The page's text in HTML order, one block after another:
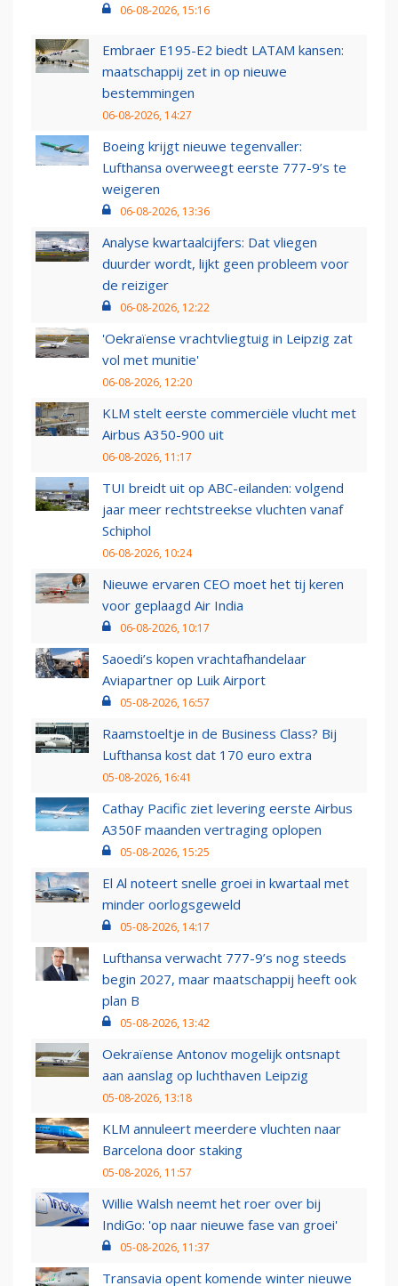
06-08-2026, 15:16
Embraer E195-E2 biedt LATAM kansen:
maatschappij zet in op nieuwe
bestemmingen
06-08-2026, 14:27
Boeing krijgt nieuwe tegenvaller:
Lufthansa overweegt eerste 777-9’s te
weigeren
06-08-2026, 13:36
Analyse kwartaalcijfers: Dat vliegen
duurder wordt, lijkt geen probleem voor
de reiziger
06-08-2026, 12:22
'Oekraïense vrachtvliegtuig in Leipzig zat
vol met munitie'
06-08-2026, 12:20
KLM stelt eerste commerciële vlucht met
Airbus A350-900 uit
06-08-2026, 11:17
TUI breidt uit op ABC-eilanden: volgend
jaar meer rechtstreekse vluchten vanaf
Schiphol
06-08-2026, 10:24
Nieuwe ervaren CEO moet het tij keren
voor geplaagd Air India
06-08-2026, 10:17
Saoedi’s kopen vrachtafhandelaar
Aviapartner op Luik Airport
05-08-2026, 16:57
Raamstoeltje in de Business Class? Bij
Lufthansa kost dat 170 euro extra
05-08-2026, 16:41
Cathay Pacific ziet levering eerste Airbus
A350F maanden vertraging oplopen
05-08-2026, 15:25
El Al noteert snelle groei in kwartaal met
minder oorlogsgeweld
05-08-2026, 14:17
Lufthansa verwacht 777-9’s nog steeds
begin 2027, maar maatschappij heeft ook
plan B
05-08-2026, 13:42
Oekraïense Antonov mogelijk ontsnapt
aan aanslag op luchthaven Leipzig
05-08-2026, 13:18
KLM annuleert meerdere vluchten naar
Barcelona door staking
05-08-2026, 11:57
Willie Walsh neemt het roer over bij
IndiGo: 'op naar nieuwe fase van groei'
05-08-2026, 11:37
Transavia opent komende winter nieuwe